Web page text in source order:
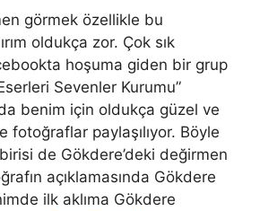
görmek özellikle bu
oldukça zor. Çok sık
hoşuma giden bir grup
Sevenler Kurumu”
benim için oldukça güzel ve
fotoğraflar paylaşılıyor. Böyle
de Gökdere’deki değirmen
açıklamasında Gökdere
ilk aklıma Gökdere